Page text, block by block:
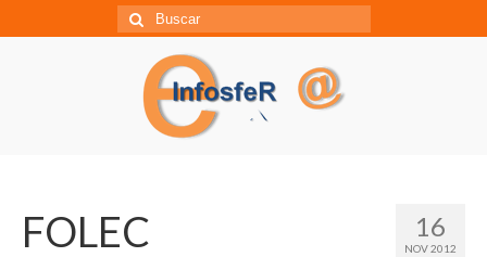
Búsqueda
para:
16
NOV 2012
FOLEC